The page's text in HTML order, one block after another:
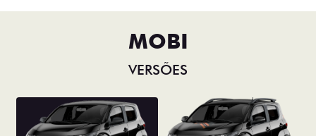
MOBI
VERSÕES